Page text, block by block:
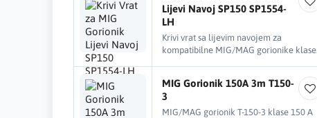
Lijevi Navoj SP150 SP1554-
LH
Krivi vrat sa lijevim navojem za
kompatibilne MIG/MAG gorionike klase
gorionika.
MIG Gorionik 150A 3m T150-
3
MIG/MAG gorionik T-150-3 klase 150 A